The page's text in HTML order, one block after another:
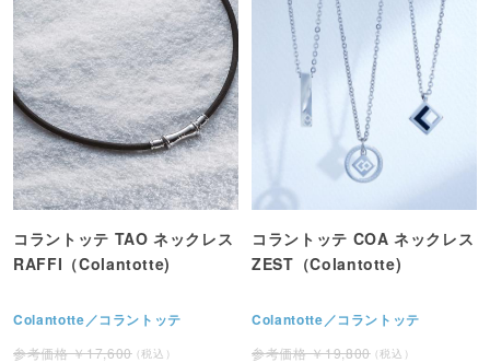
コラントッテ TAO ネックレス
RAFFI（Colantotte)
Colantotte／コラントッテ
17,600
コラントッテ COA ネックレス
ZEST（Colantotte)
Colantotte／コラントッテ
19,800